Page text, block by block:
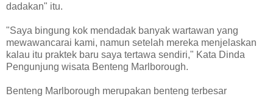
dadakan" itu.
"Saya bingung kok mendadak banyak wartawan yang
mewawancarai kami, namun setelah mereka menjelaskan
kalau itu praktek baru saya tertawa sendiri," Kata Dinda
Pengunjung wisata Benteng Marlborough.
Benteng Marlborough merupakan benteng terbesar